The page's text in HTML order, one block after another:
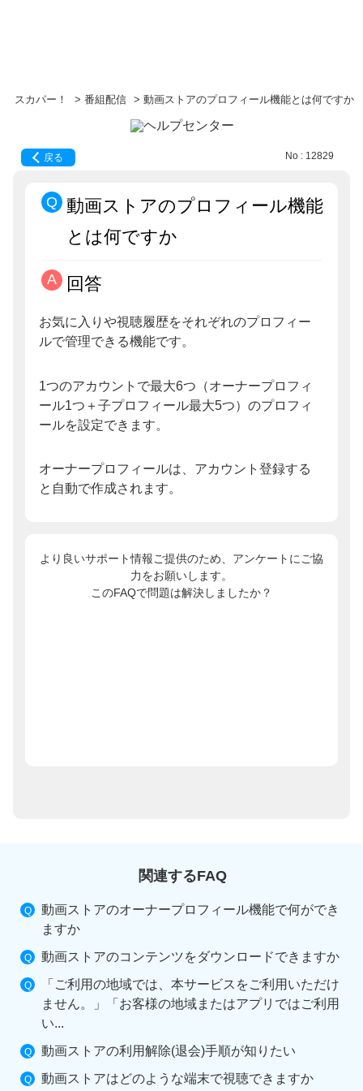
スカパー！ > 番組配信 > 動画ストアのプロフィール機能とは何ですか
戻る No : 12829
動画ストアのプロフィール機能
とは何ですか
回答
お気に入りや視聴履歴をそれぞれのプロフィー
ルで管理できる機能です。
1つのアカウントで最大6つ（オーナープロフィ
ール1つ＋子プロフィール最大5つ）のプロフィ
ールを設定できます。
オーナープロフィールは、アカウント登録する
と自動で作成されます。
より良いサポート情報ご提供のため、アンケートにご協
力をお願いします。
このFAQで問題は解決しましたか？
関連するFAQ
動画ストアのオーナープロフィール機能で何ができ
ますか
動画ストアのコンテンツをダウンロードできますか
「ご利用の地域では、本サービスをご利用いただけ
ません。」「お客様の地域またはアプリではご利用
い...
動画ストアの利用解除(退会)手順が知りたい
動画ストアはどのような端末で視聴できますか